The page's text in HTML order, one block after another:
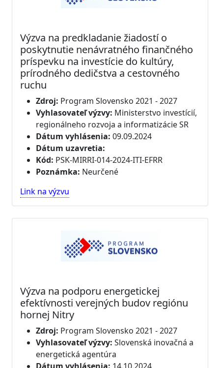
Výzva na predkladanie žiadostí o
poskytnutie nenávratného finančného
príspevku na investície do kultúry,
prírodného dedičstva a cestovného
ruchu
Zdroj: Program Slovensko 2021 - 2027
Vyhlasovateľ výzvy: Ministerstvo investícií,
regionálneho rozvoja a informatizácie SR
Dátum vyhlásenia: 09.09.2024
Dátum uzavretia:
Kód: PSK-MIRRI-014-2024-ITI-EFRR
Poznámka: Neurčené
Link na výzvu
Výzva na podporu energetickej
efektívnosti verejných budov regiónu
hornej Nitry
Zdroj: Program Slovensko 2021 - 2027
Vyhlasovateľ výzvy: Slovenská inovačná a
energetická agentúra